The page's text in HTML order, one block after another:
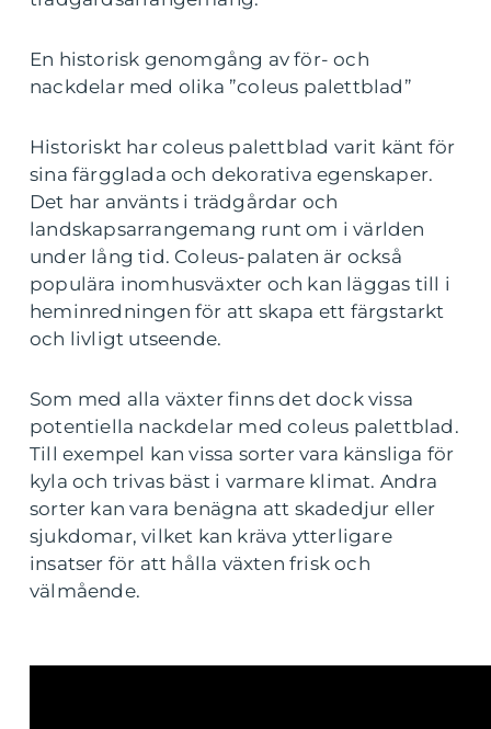
En historisk genomgång av för- och
nackdelar med olika ”coleus palettblad”
Historiskt har coleus palettblad varit känt för
sina färgglada och dekorativa egenskaper.
Det har använts i trädgårdar och
landskapsarrangemang runt om i världen
under lång tid. Coleus-palaten är också
populära inomhusväxter och kan läggas till i
heminredningen för att skapa ett färgstarkt
och livligt utseende.
Som med alla växter finns det dock vissa
potentiella nackdelar med coleus palettblad.
Till exempel kan vissa sorter vara känsliga för
kyla och trivas bäst i varmare klimat. Andra
sorter kan vara benägna att skadedjur eller
sjukdomar, vilket kan kräva ytterligare
insatser för att hålla växten frisk och
välmående.